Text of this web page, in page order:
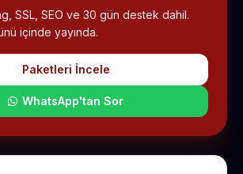
SSL, SEO ve 30 gün destek dahil.
içinde yayında.
Paketleri İncele
WhatsApp'tan Sor